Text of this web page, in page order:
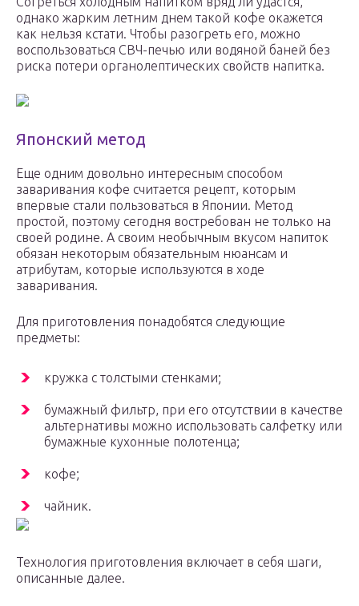
однако жарким летним днем такой кофе окажется
как нельзя кстати. Чтобы разогреть его, можно
воспользоваться СВЧ-печью или водяной баней без
риска потери органолептических свойств напитка.
Японский метод
Еще одним довольно интересным способом
заваривания кофе считается рецепт, которым
впервые стали пользоваться в Японии. Метод
простой, поэтому сегодня востребован не только на
своей родине. А своим необычным вкусом напиток
обязан некоторым обязательным нюансам и
атрибутам, которые используются в ходе
заваривания.
Для приготовления понадобятся следующие
предметы:
кружка с толстыми стенками;
бумажный фильтр, при его отсутствии в качестве
альтернативы можно использовать салфетку или
бумажные кухонные полотенца;
кофе;
чайник.
Технология приготовления включает в себя шаги,
описанные далее.